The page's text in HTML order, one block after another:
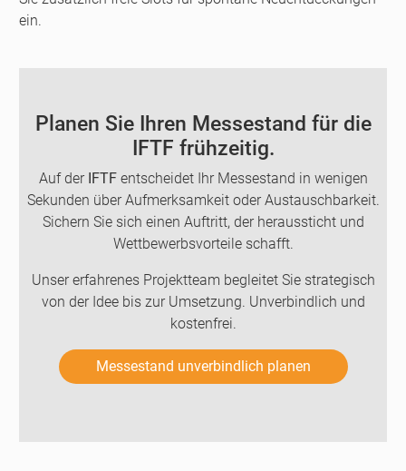
ein.
Planen Sie Ihren Messestand für die
IFTF frühzeitig.
Auf der IFTFentscheidet Ihr Messestand in wenigen
Sekunden über Aufmerksamkeit oder Austauschbarkeit.
Sichern Sie sich einen Auftritt, der heraussticht und
Wettbewerbsvorteile schafft.
Unser erfahrenes Projektteam begleitet Sie strategisch
von der Idee bis zur Umsetzung. Unverbindlich und
kostenfrei.
Messestand unverbindlich planen